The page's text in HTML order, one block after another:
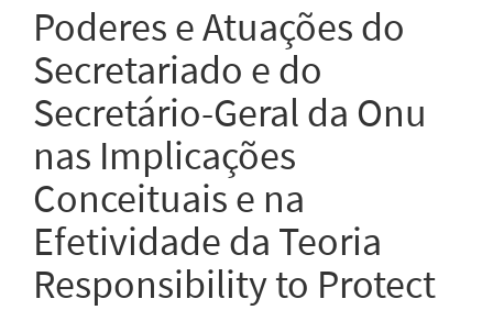
Poderes e Atuações do
Secretariado e do
Secretário-Geral da Onu
nas Implicações
Conceituais e na
Efetividade da Teoria
Responsibility to Protect